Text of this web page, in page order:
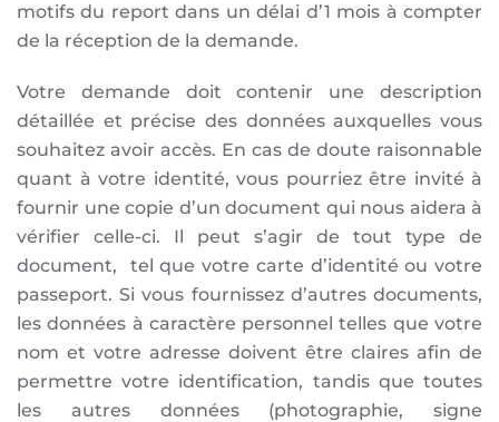
motifs du report dans un délai d’1 mois à compter
de la réception de la demande.
Votre demande doit contenir une description
détaillée et précise des données auxquelles vous
souhaitez avoir accès. En cas de doute raisonnable
quant à votre identité, vous pourriez être invité à
fournir une copie d’un document qui nous aidera à
vérifier celle-ci. Il peut s’agir de tout type de
document, tel que votre carte d’identité ou votre
passeport. Si vous fournissez d’autres documents,
les données à caractère personnel telles que votre
nom et votre adresse doivent être claires afin de
permettre votre identification, tandis que toutes
les autres données (photographie, signe